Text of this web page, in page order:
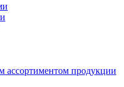
ассортиментом продукции